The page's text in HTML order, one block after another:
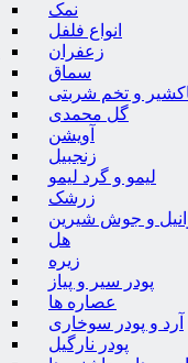
نمک
انواع فلفل
زعفران
سماق
و تخم شربتی
گل محمدی
آویشن
زنجبیل
لیمو و گرد لیمو
زرشک
و جوش شیرین
هل
زیره
پودر سیر و پیاز
عصاره ها
آرد و پودر سوخاری
پودر نارگیل